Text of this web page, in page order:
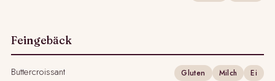
Feingebäck
Buttercroissant Gluten Milch Ei